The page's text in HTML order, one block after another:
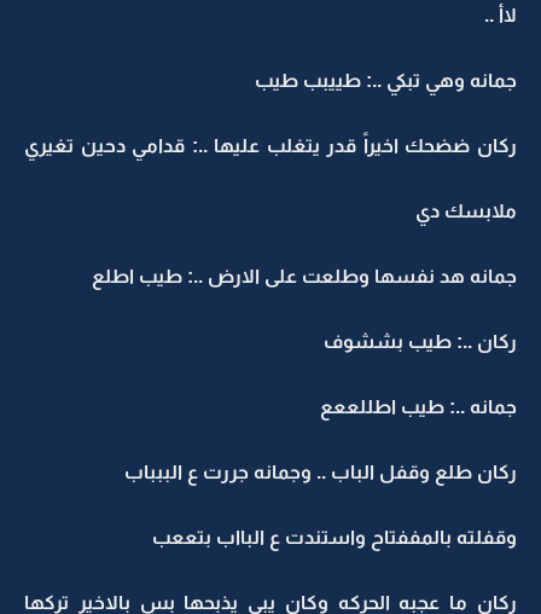
لاأ ..
جمانه وهي تبكي ..: طييبب طيب
ركان ضضحك اخيراً قدر يتغلب عليها ..: قدامي دحين تغيري
ملابسك دي
جمانه هد نفسها وطلعت على الارض ..: طيب اطلع
ركان ..: طيب بششوف
جمانه ..: طيب اطللععع
ركان طلع وقفل الباب .. وجمانه جررت ع الببباب
وقفلته بالمففتاح واستندت ع البااب بتععب
ركان ما عجبه الحركه وكان يبي يذبحها بس بالاخير تركها